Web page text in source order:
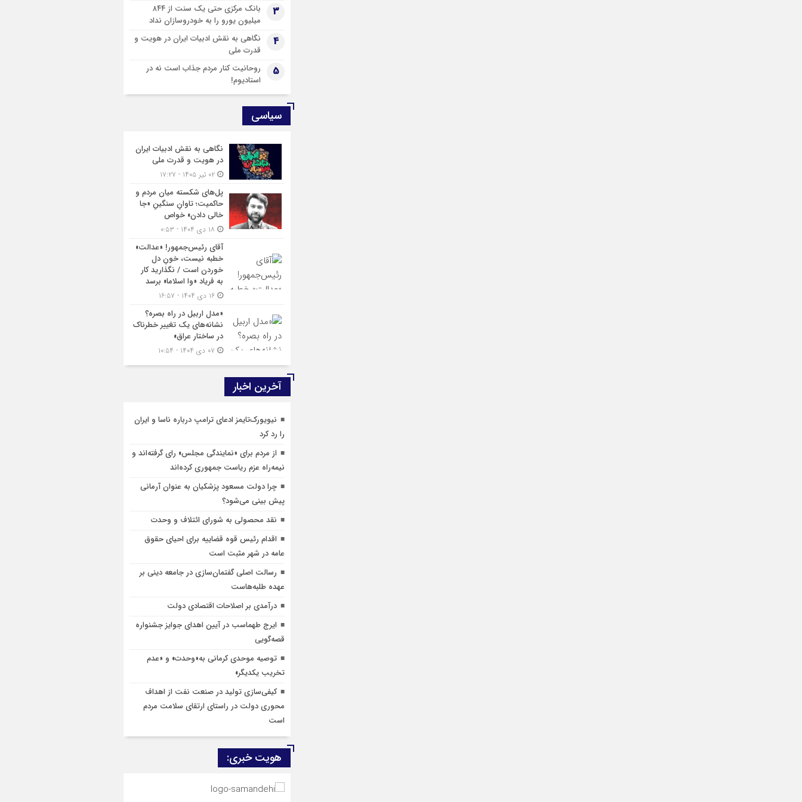
حقوق‌خانواده»3
بانک مرکزی حتی یک سنت از ۸۴۴
میلیون یورو را به خودروسازان نداد
4
نگاهی به نقش ادبیات ایران در هویت و
قدرت ملی
5
روحانیت کنار مردم جذاب است نه در
استادیوم!
سیاسی
نگاهی به نقش ادبیات ایران
در هویت و قدرت ملی
پل‌های شکسته میان مردم و
حاکمیت؛ تاوانِ سنگینِ «جا
خالی دادن» خواص
آقای رئیس‌جمهور! «عدالت»
خطبه نیست، خونِ دل
خوردن است / نگذارید کار
به فریاد «وا اسلاما» برسد
«مدل اربیل در راه بصره؟
نشانه‌های یک تغییر خطرناک
در ساختار عراق»
آخرین اخبار
نیویورک‌تایمز ادعای ترامپ درباره ناسا و ایران
را رد کرد
از مردم برای «نمایندگی مجلس» رای گرفته‌اند و
نیمه‌راه عزم ریاست جمهوری کرده‌اند
چرا دولت مسعود پزشکیان به عنوان آرمانی
پیش بینی می‌شود؟
نقد محصولی به شورای ائتلاف و وحدت
اقدام رئیس قوه قضاییه برای احیای حقوق
عامه در شهر مثبت است
رسالت اصلی گفتمان‌سازی در جامعه دینی بر
عهده طلبه‌هاست
درآمدی بر اصلاحات اقتصادی دولت
ایرج طهماسب در آیین اهدای جوایز جشنواره
قصه‌گویی
توصیه موحدی کرمانی به«وحدت» و «عدم
تخریب یکدیگر»
کیفی‌سازی تولید در صنعت نفت از اهداف
محوری دولت در راستای ارتقای سلامت مردم
است
هویت خبری: